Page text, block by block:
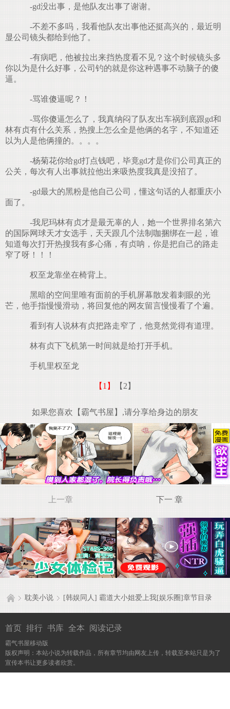
-gd没出事，是他队友出事了谢谢。
-不差不多吗，我看他队友出事他还挺高兴的，最近明
显公司镜头都给到他了。
-有病吧，他被拉出来挡热度看不见？这个时候镜头多
你以为是什么好事，公司钓的就是你这种遇事不动脑子的傻
逼。
-骂谁傻逼呢？！
-骂你傻逼怎么了，我真纳闷了队友出车祸到底跟gd和
林有贞有什么关系，热搜上怎么全是他俩的名字，不知道还
以为人是他俩撞的。。。。
-杨菊花你给gd打点钱吧，毕竟gd才是你们公司真正的
公关，每次有人出事就拉他出来吸热度我真是没招了。
-gd最大的黑粉是他自己公司，懂这句话的人都重庆小
面了。
-我尼玛林有贞才是最无辜的人，她一个世界排名第六
的国际网球天才女选手，天天跟几个法制咖捆绑在一起，谁
知道每次打开热搜我有多心痛，有贞呐，你是把自己的路走
窄了呀！！！
权至龙靠坐在椅背上。
黑暗的空间里唯有面前的手机屏幕散发着刺眼的光
芒，他手指慢慢滑动，将回复他的网友留言慢慢看了个遍。
看到有人说林有贞把路走窄了，他竟然觉得有道理。
林有贞下飞机第一时间就是给打开手机。
手机里权至龙
【1】 【2】
如果您喜欢【霸气书屋】,请分享给身边的朋友
上一章 下一 章
耽美小说 [韩娱同人] 霸道大小姐爱上我[娱乐圈]章节目录
首页 排行 书库 全本 阅读记录
霸气书屋移动版
版权声明：本站小说为转载作品，所有章节均由网友上传，转载至本站只是为了
宣传本书让更多读者欣赏。